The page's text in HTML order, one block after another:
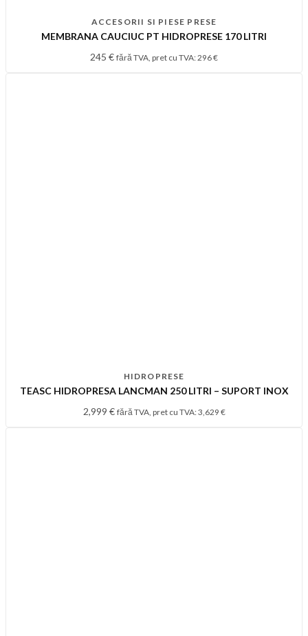
ACCESORII SI PIESE PRESE
MEMBRANA CAUCIUC PT HIDROPRESE 170 LITRI
245 € fără TVA, pret cu TVA: 296€
HIDROPRESE
TEASC HIDROPRESA LANCMAN 250 LITRI – SUPORT INOX
2,999 € fără TVA, pret cu TVA: 3,629 €